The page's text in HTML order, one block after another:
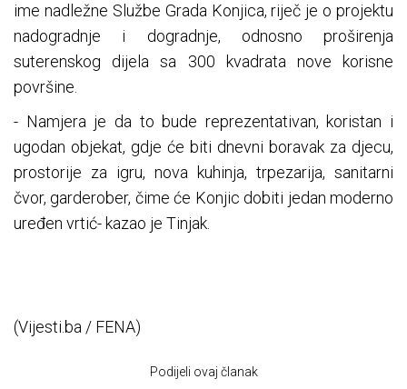
ime nadležne Službe Grada Konjica, riječ je o projektu
nadogradnje i dogradnje, odnosno proširenja
suterenskog dijela sa 300 kvadrata nove korisne
površine.
- Namjera je da to bude reprezentativan, koristan i
ugodan objekat, gdje će biti dnevni boravak za djecu,
prostorije za igru, nova kuhinja, trpezarija, sanitarni
čvor, garderober, čime će Konjic dobiti jedan moderno
uređen vrtić- kazao je Tinjak.
(Vijesti.ba / FENA)
Podijeli ovaj članak